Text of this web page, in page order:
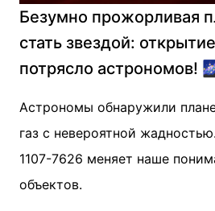
Безумно прожорливая
стать звездой:
потрясло астрономов!
Астрономы обнаружили
газ с невероятной
1107-7626 меняет наше
объектов.